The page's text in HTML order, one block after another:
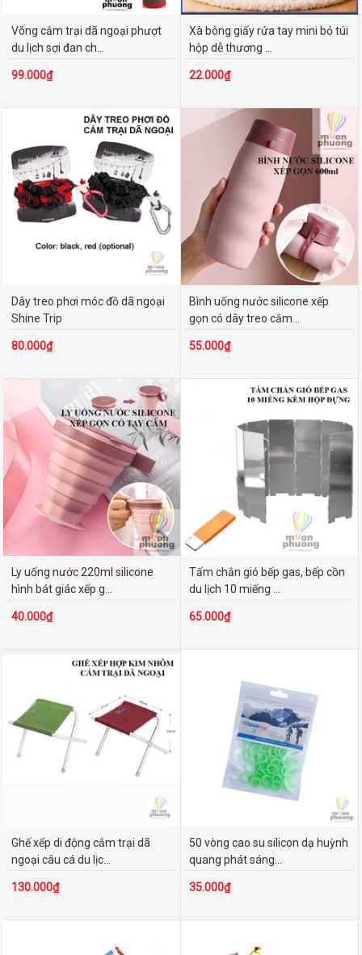
Võng cắm trại dã ngoại phượt
du lịch sợi đan ch...
99.000₫
Xà bông giấy rửa tay mini bỏ túi
hộp dễ thương ...
22.000₫
Dây treo phơi móc đồ dã ngoại
Shine Trip
80.000₫
Bình uống nước silicone xếp
gọn có dây treo cắm...
55.000₫
Ly uống nước 220ml silicone
hình bát giác xếp g...
40.000₫
Tấm chắn gió bếp gas, bếp cồn
du lịch 10 miếng ...
65.000₫
Ghế xếp di động cắm trại dã
ngoại câu cá du lịc...
130.000₫
50 vòng cao su silicon dạ huỳnh
quang phát sáng...
35.000₫